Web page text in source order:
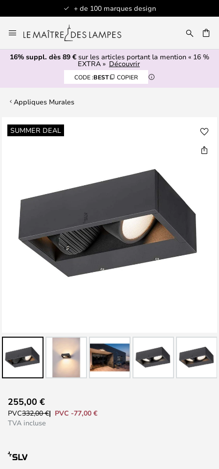
+ de 100 marques design
au
contenu
16% suppl. dès 89 € sur les articles portant la mention « 16 %
EXTRA » Découvrir
CODE :BEST COPIER
Appliques Murales
SUMMER DEAL
Skip
to
images
gallery
to
the
the
255,00 €
PVC332,00 €
PVC -77,00 €
TVA incluse